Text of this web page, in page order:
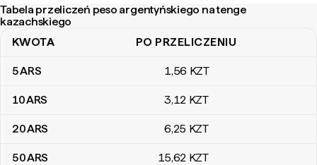
Tabela przeliczeń peso argentyńskiego na tenge
kazachskiego
Tabela przeliczeń peso argentyńskiego na tenge kazachskiego
KWOTA PO PRZELICZENIU
5ARS 1,56 KZT
10ARS 3,12 KZT
20ARS 6,25 KZT
50ARS 15,62 KZT